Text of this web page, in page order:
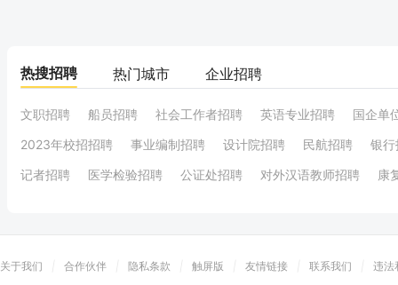
热搜招聘 热门城市 企业招聘
文职招聘 船员招聘 社会工作者招聘 英语专业招聘
国企单
2023年校招招聘
事业编制招聘 设计院招聘 民航招聘
银
记者招聘
医学检验招聘 公证处招聘 对外汉语教师招聘 康
关于我们 合作伙伴 隐私条款 触屏版 友情链接 联系我们
违法